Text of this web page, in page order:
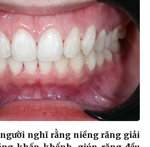
nghĩ rằng niềng răng giải